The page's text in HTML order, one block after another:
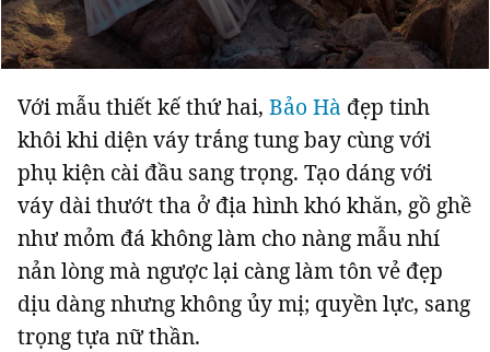
Với mẫu thiết kế thứ hai, Bảo Hà đẹp tinh
khôi khi diện váy trắng tung bay cùng với
phụ kiện cài đầu sang trọng. Tạo dáng với
váy dài thướt tha ở địa hình khó khăn, gồ ghề
như mỏm đá không làm cho nàng mẫu nhí
nản lòng mà ngược lại càng làm tôn vẻ đẹp
dịu dàng nhưng không ủy mị; quyền lực, sang
trọng tựa nữ thần.